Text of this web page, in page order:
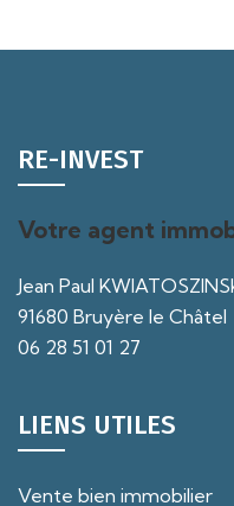
RE-INVEST
Votre agent
Jean Paul
91680 Bruyère le Châtel
06 28 51 01 27
LIENS UTILES
Vente bien immobilier